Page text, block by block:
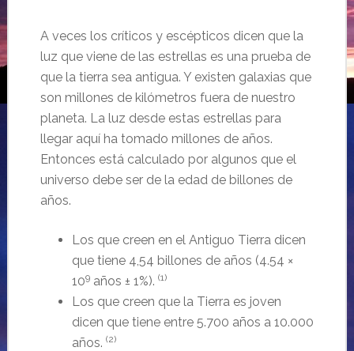
A veces los críticos y escépticos dicen que la
luz que viene de las estrellas es una prueba de
que la tierra sea antigua. Y existen galaxias que
son millones de kilómetros fuera de nuestro
planeta. La luz desde estas estrellas para
llegar aquí ha tomado millones de años.
Entonces está calculado por algunos que el
universo debe ser de la edad de billones de
años.
Los que creen en el Antiguo Tierra dicen
que tiene 4,54 billones de años (4.54 ×
109años ± 1%). (1)
Los que creen que la Tierra es joven
dicen que tiene entre 5.700 años a 10.000
años. (2)